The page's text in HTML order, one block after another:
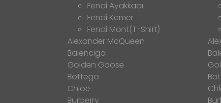
Fendi Ayakkabı
Fendi Kemer
Fendi Mont(T-Shirt)
Alexander McQueen
Balenciga
Golden Goose
Bottega
Chloe
Burberry